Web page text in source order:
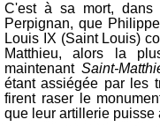
C'est à sa mort,
Perpignan, que
Louis IX (Saint Louis)
Matthieu, alors la
maintenantSaint-
étant assiégée par les
firent raser le
que leur artillerie puisse